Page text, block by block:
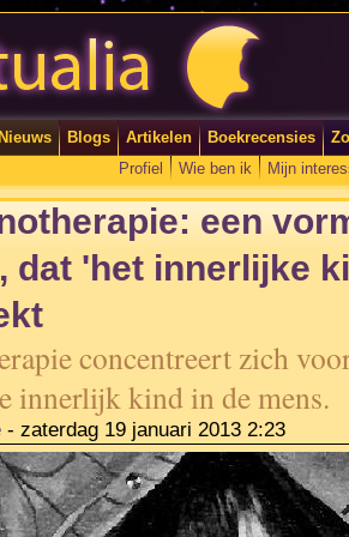
Nieuws Blogs Artikelen Boekrecensies
Profiel
Wie ben ik Mijn
een
dat 'het innerlijke
concentreert zich
innerlijk kind in de mens.
- zaterdag 19 januari 2013 2:23